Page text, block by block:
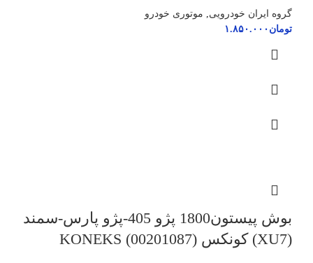
گروه ایران خودرویی, موتوری خودرو
تومان ۱.۸۵۰.۰۰۰
بوش پیستون1800 پژو 405-پژو پارس-سمند
(XU7) کونکس KONEKS (00201087)